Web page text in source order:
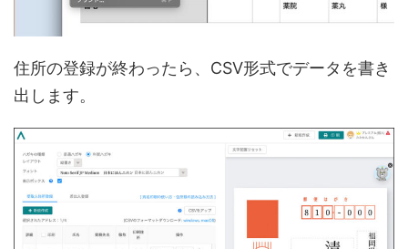
住所の登録が終わったら、CSV形式でデータを書き
出します。